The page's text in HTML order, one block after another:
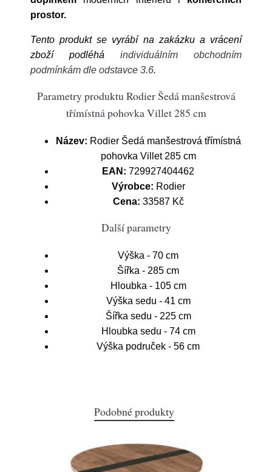
prostor.
Tento produkt se vyrábí na zakázku a vrácení
zboží podléhá individuálním obchodním
podmínkám dle odstavce 3.6.
Parametry produktu Rodier Šedá manšestrová
třímístná pohovka Villet 285 cm
Název: Rodier Šedá manšestrová třímístná
pohovka Villet 285 cm
EAN: 729927404462
Výrobce: Rodier
Cena: 33587 Kč
Další parametry
Výška - 70 cm
Šířka - 285 cm
Hloubka - 105 cm
Výška sedu - 41 cm
Šířka sedu - 225 cm
Hloubka sedu - 74 cm
Výška područek - 56 cm
Podobné produkty